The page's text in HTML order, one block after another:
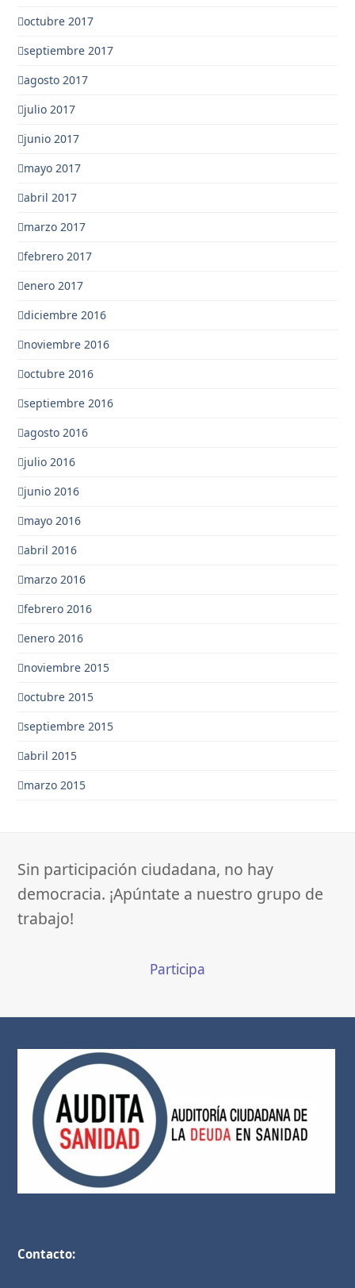
octubre 2017
septiembre 2017
agosto 2017
julio 2017
junio 2017
mayo 2017
abril 2017
marzo 2017
febrero 2017
enero 2017
diciembre 2016
noviembre 2016
octubre 2016
septiembre 2016
agosto 2016
julio 2016
junio 2016
mayo 2016
abril 2016
marzo 2016
febrero 2016
enero 2016
noviembre 2015
octubre 2015
septiembre 2015
abril 2015
marzo 2015
Sin participación ciudadana, no hay
democracia. ¡Apúntate a nuestro grupo de
trabajo!
Participa
Contacto: